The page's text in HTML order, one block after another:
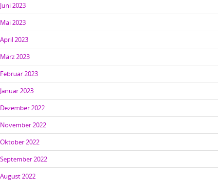
Juni 2023
Mai 2023
April 2023
März 2023
Februar 2023
Januar 2023
Dezember 2022
November 2022
Oktober 2022
September 2022
August 2022